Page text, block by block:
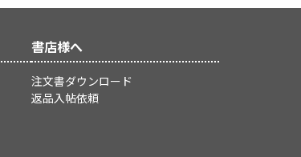
書店様へ
注文書ダウンロード
返品入帖依頼